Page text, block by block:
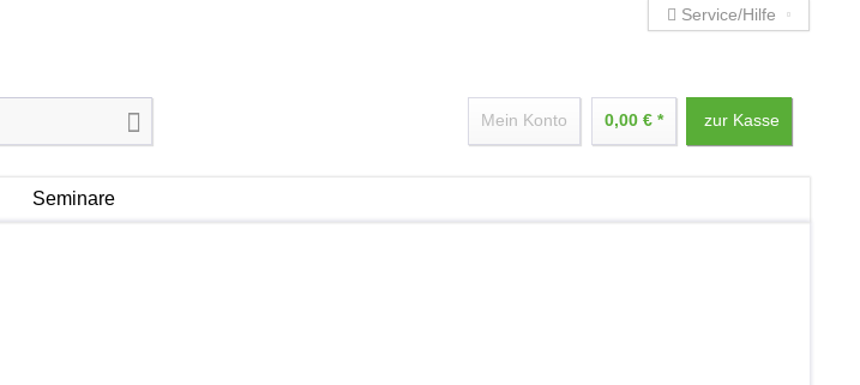
Service/Hilfe
Mein Konto 0,00 € * zur Kasse
Seminare